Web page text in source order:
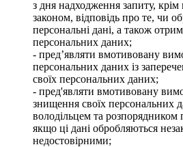
з дня надходження запиту,
законом, відповідь про те, чи
персональні дані, а також
персональних даних;
- пред’являти вмотивовану
персональних даних із
своїх персональних даних;
- пред'являти вмотивовану
знищення своїх персональних
володільцем та розпорядником
якщо ці дані обробляються
недостовірними;